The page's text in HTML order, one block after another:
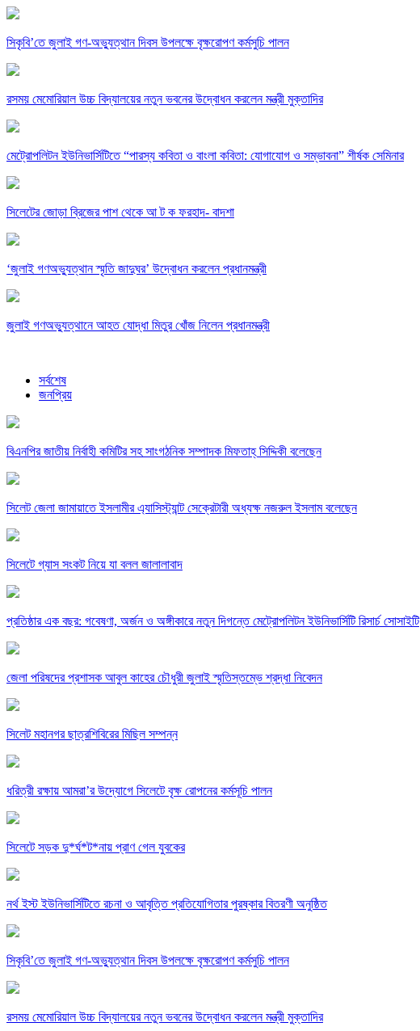
সিকৃবি’তে জুলাই গণ-অভ্যুত্থান দিবস উপলক্ষে বৃক্ষরোপণ কর্মসুচি পালন
রসময় মেমোরিয়াল উচ্চ বিদ্যালয়ের নতুন ভবনের উদ্বোধন করলেন মন্ত্রী মুক্তাদির
মেট্রোপলিটন ইউনিভার্সিটিতে “পারস্য কবিতা ও বাংলা কবিতা: যোগাযোগ ও সম্ভাবনা” শীর্ষক সেমিনার
সিলেটের জোড়া ব্রিজের পাশ থেকে আ ট ক ফরহাদ- বাদশা
‘জুলাই গণঅভ্যুত্থান স্মৃতি জাদুঘর’ উদ্বোধন করলেন প্রধানমন্ত্রী
জুলাই গণঅভ্যুত্থানে আহত যোদ্ধা মিতুর খোঁজ নিলেন প্রধানমন্ত্রী
সর্বশেষ
জনপ্রিয়
বিএনপির জাতীয় নির্বাহী কমিটির সহ সাংগঠনিক সম্পাদক মিফতাহ্ সিদ্দিকী বলেছেন
সিলেট জেলা জামায়াতে ইসলামীর এ্যাসিস্ট্যান্ট সেক্রেটারী অধ্যক্ষ নজরুল ইসলাম বলেছেন
সিলেটে গ্যাস সংকট নিয়ে যা বলল জালালাবাদ
প্রতিষ্ঠার এক বছর: গবেষণা, অর্জন ও অঙ্গীকারে নতুন দিগন্তে মেট্রোপলিটন ইউনিভার্সিটি রিসার্চ সোসাইটি
জেলা পরিষদের প্রশাসক আবুল কাহের চৌধুরী জুলাই স্মৃতিস্তম্ভে শ্রদ্ধা নিবেদন
সিলেট মহানগর ছাত্রশিবিরের মিছিল সম্পন্ন
ধরিত্রী রক্ষায় আমরা’র উদ্যোগে সিলেটে বৃক্ষ রোপনের কর্মসূচি পালন
সিলেটে সড়ক দু*র্ঘ*ট*নায় প্রাণ গেল যুবকের
নর্থ ইস্ট ইউনিভার্সিটিতে রচনা ও আবৃত্তি প্রতিযোগিতার পুরষ্কার বিতরণী অনুষ্ঠিত
সিকৃবি’তে জুলাই গণ-অভ্যুত্থান দিবস উপলক্ষে বৃক্ষরোপণ কর্মসুচি পালন
রসময় মেমোরিয়াল উচ্চ বিদ্যালয়ের নতুন ভবনের উদ্বোধন করলেন মন্ত্রী মুক্তাদির